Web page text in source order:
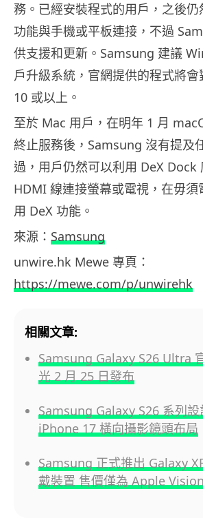
務。已經安裝程式的用戶，之後
功能與手機或平板連接，不過
供支援和更新。Samsung 建議
戶升級系統，官網提供的程式將
10 或以上。
至於 Mac 用戶，在明年 1 月
終止服務後，Samsung 沒有提及
過，用戶仍然可以利用 DeX Dock
HDMI 線連接螢幕或電視，在毋須
用 DeX 功能。
來源： Samsung
unwire.hk Mewe 專頁：
https://mewe.com/p/unwirehk
相關文章:
Samsung Galaxy S26 Ultra
光 2 月 25 日發布
Samsung Galaxy S26 系列
iPhone 17 橫向攝影鏡頭布局
Samsung 正式推出 Galaxy
戴裝置 售價僅為 Apple